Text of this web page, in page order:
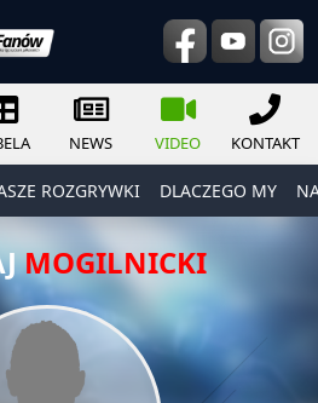
NEWS VIDEO KONTAKT
ROZGRYWKI DLACZEGO MY
MOGILNICKI